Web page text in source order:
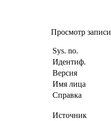
Просмотр записи
Sys. no.
Идeнтиф.
Версия
Имя лица
Справка
Источник